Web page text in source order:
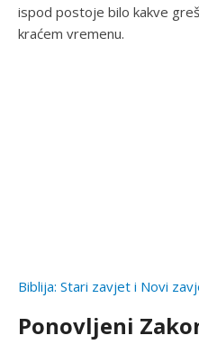
ispod postoje bilo kakve
kraćem vremenu.
Biblija: Stari zavjet i Novi
Ponovljeni